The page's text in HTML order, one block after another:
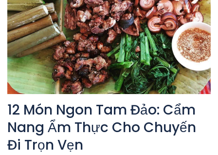
12 Món Ngon Tam Đảo: Cẩm
Nang Ẩm Thực Cho Chuyến
Đi Trọn Vẹn